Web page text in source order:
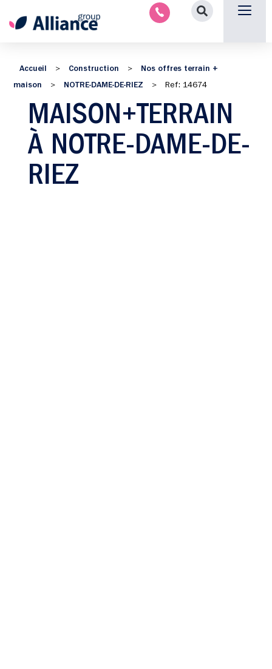
Accueil > Construction >
Nos offres terrain +
maison
> NOTRE-DAME-DE-RIEZ > Ref: 14674
MAISON+TERRAIN
À NOTRE-DAME-DE-
RIEZ